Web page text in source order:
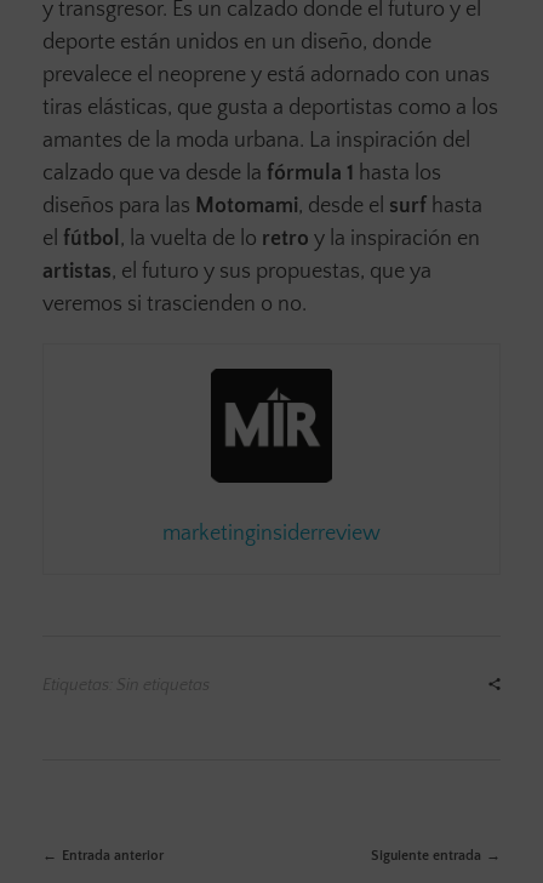
y transgresor. Es un calzado donde el futuro y el
deporte están unidos en un diseño, donde
prevalece el neoprene y está adornado con unas
tiras elásticas, que gusta a deportistas como a los
amantes de la moda urbana. La inspiración del
calzado que va desde la fórmula 1 hasta los
diseños para las Motomami, desde el surf hasta
el fútbol , la vuelta de lo retro y la inspiración en
artistas, el futuro y sus propuestas, que ya
veremos si trascienden o no.
marketinginsiderreview
Etiquetas: Sin etiquetas
Entrada anterior Siguiente entrada